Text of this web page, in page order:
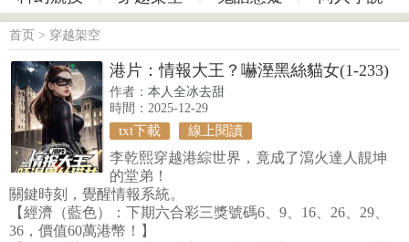
首页 > 穿越架空
港片：情報大王？嚇溼黑絲貓女(1-233)
作者： 本人全冰去甜
時間：2025-12-29
txt下載 線上閱讀
李乾熙穿越港綜世界，竟成了瀉火達人靚坤
的堂弟！
關鍵時刻，覺醒情報系統。
【經濟（藍色）：下期六合彩三獎號碼6、9、16、26、29、
36，價值60萬港幣！】